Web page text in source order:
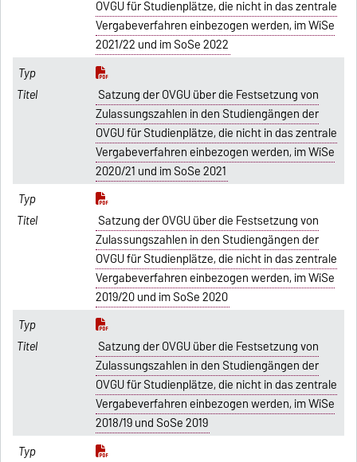
OVGU für Studienplätze, die nicht in das zentrale
Vergabeverfahren einbezogen werden, im WiSe
2021/22 und im SoSe 2022
Satzung der OVGU über die Festsetzung von
Zulassungszahlen in den Studiengängen der
OVGU für Studienplätze, die nicht in das zentrale
Vergabeverfahren einbezogen werden, im WiSe
2020/21 und im SoSe 2021
Satzung der OVGU über die Festsetzung von
Zulassungszahlen in den Studiengängen der
OVGU für Studienplätze, die nicht in das zentrale
Vergabeverfahren einbezogen werden, im WiSe
2019/20 und im SoSe 2020
Satzung der OVGU über die Festsetzung von
Zulassungszahlen in den Studiengängen der
OVGU für Studienplätze, die nicht in das zentrale
Vergabeverfahren einbezogen werden, im WiSe
2018/19 und SoSe 2019